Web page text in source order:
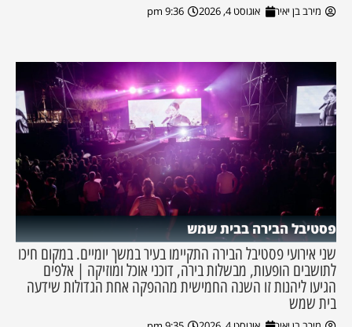
מירב בן יאיר אוגוסט 4, 2026 9:36 pm
פסטיבל הבירה בבית שמש
שני אירועי פסטיבל הבירה התקיימו בעיר במשך יומיים. במקום חיכו
לתושבים הופעות, מבשלות בירה, דוכני אוכל ומוזיקה | אלפים
הגיעו ליהנות זו השנה החמישית מההפקה אחת הגדולות שידעה
בית שמש